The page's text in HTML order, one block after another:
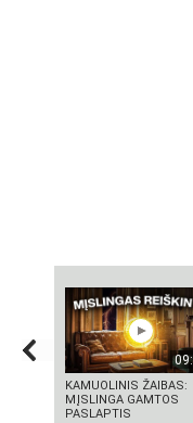
KAMUOLINIS ŽAIBAS:
MĮSLINGA GAMTOS
PASLAPTIS